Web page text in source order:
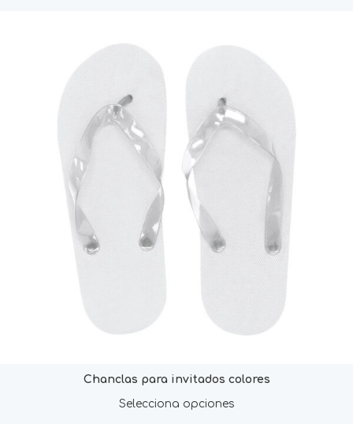
Chanclas para invitados colores
Selecciona opciones